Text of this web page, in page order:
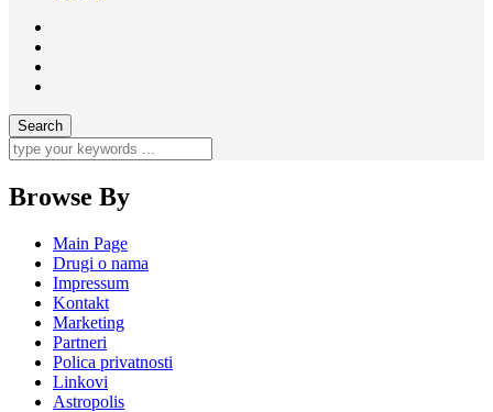
Browse By
Main Page
Drugi o nama
Impressum
Kontakt
Marketing
Partneri
Polica privatnosti
Linkovi
Astropolis